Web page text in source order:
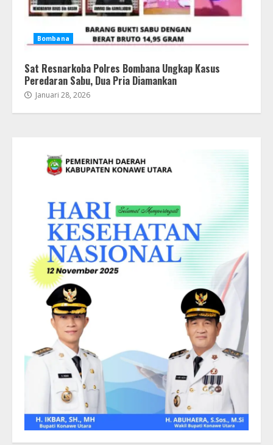
Bombana
Sat Resnarkoba Polres Bombana Ungkap Kasus
Peredaran Sabu, Dua Pria Diamankan
Januari 28, 2026